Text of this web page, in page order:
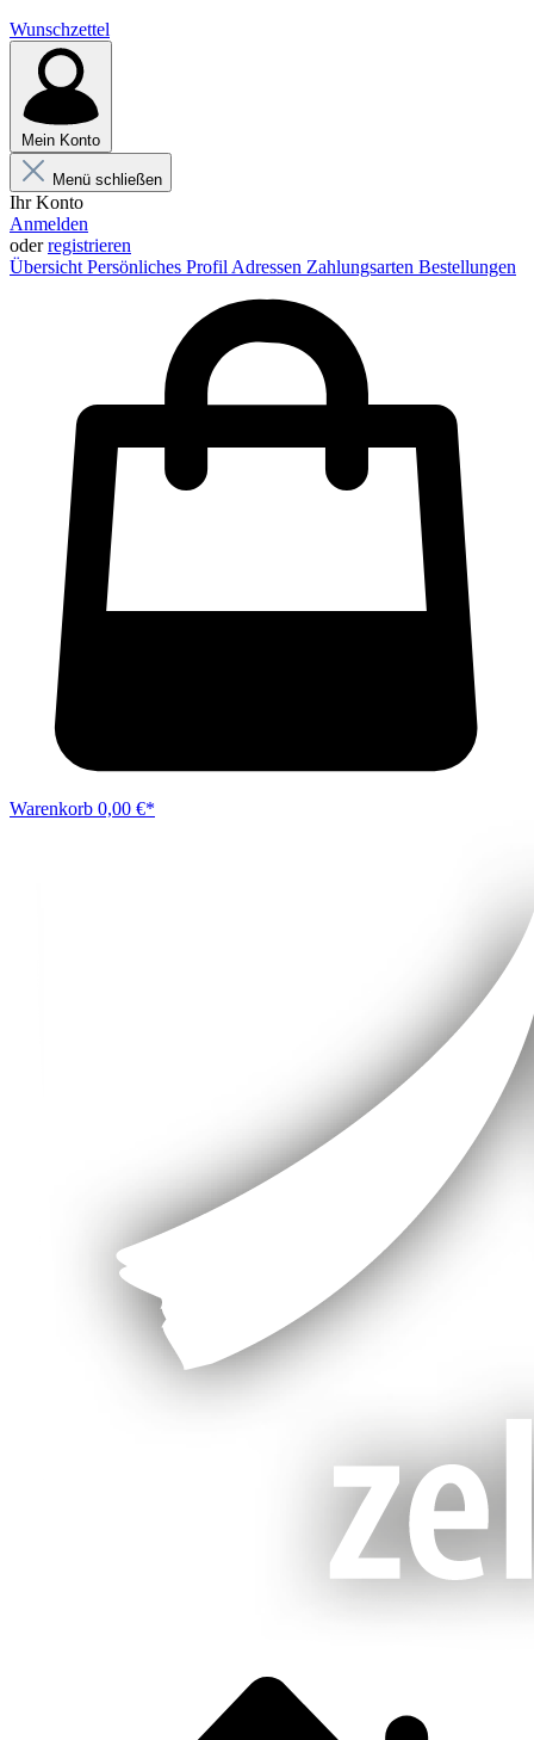
Wunschzettel
Mein Konto
Menü schließen
Ihr Konto
Anmelden
oderregistrieren
Übersicht Persönliches Profil Adressen Zahlungsarten Bestellungen
Warenkorb 0,00 €*